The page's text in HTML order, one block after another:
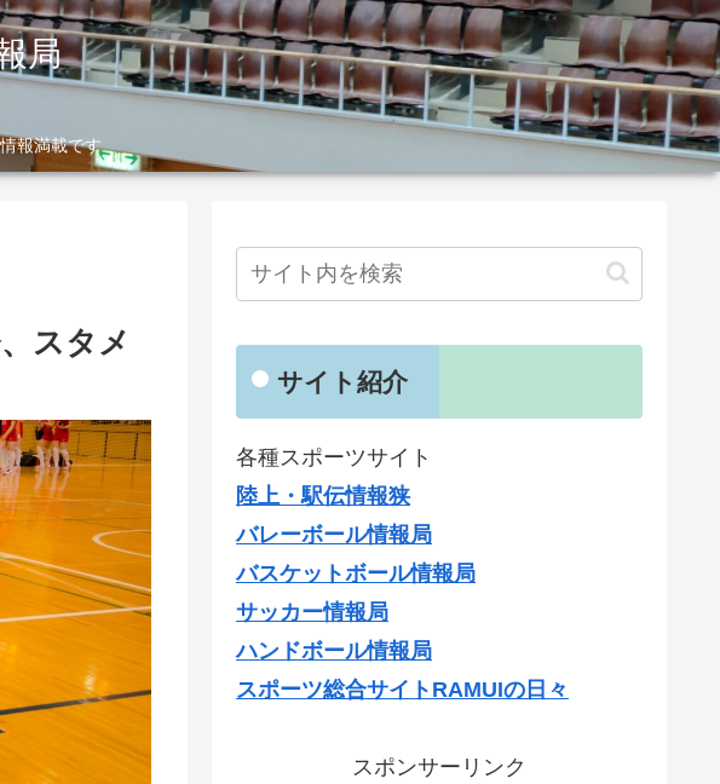
局
報満載です
スタメ
サイト紹介
各種スポーツサイト
陸上・駅伝情報狭
バレーボール情報局
バスケットボール情報局
サッカー情報局
ハンドボール情報局
スポーツ総合サイトRAMUIの日々
スポンサーリンク